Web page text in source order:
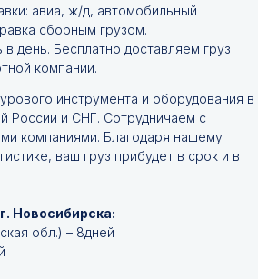
авиа, ж/д, автомобильный
сборным грузом.
день. Бесплатно доставляем груз
компании.
инструмента и оборудования в
России и СНГ. Сотрудничаем с
компаниями. Благодаря нашему
ваш груз прибудет в срок и в
Новосибирска:
обл.) – 8дней